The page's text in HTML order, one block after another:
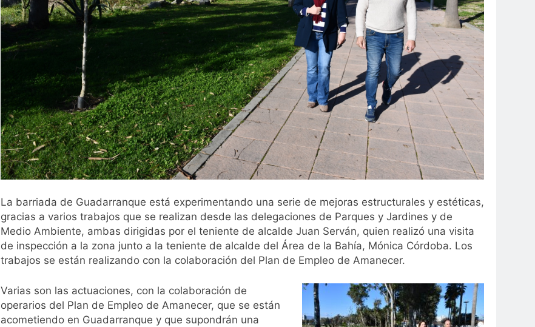
La barriada de Guadarranque está experimentando una serie de mejoras estructurales y estéticas,
gracias a varios trabajos que se realizan desde las delegaciones de Parques y Jardines y de
Medio Ambiente, ambas dirigidas por el teniente de alcalde Juan Serván, quien realizó una visita
de inspección a la zona junto a la teniente de alcalde del Área de la Bahía, Mónica Córdoba. Los
trabajos se están realizando con la colaboración del Plan de Empleo de Amanecer.
Varias son las actuaciones, con la colaboración de
operarios del Plan de Empleo de Amanecer, que se están
acometiendo en Guadarranque y que supondrán una